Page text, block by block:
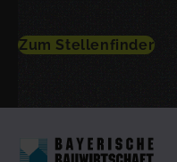
Zum Stellenfinder